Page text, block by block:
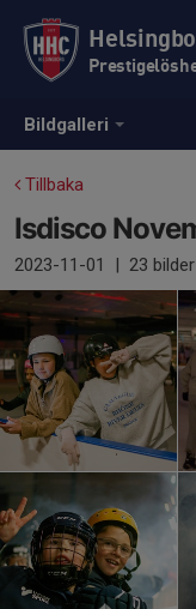
Bildgalleri
Tillbaka
Isdisco
2023-11-01 | 23 bilder